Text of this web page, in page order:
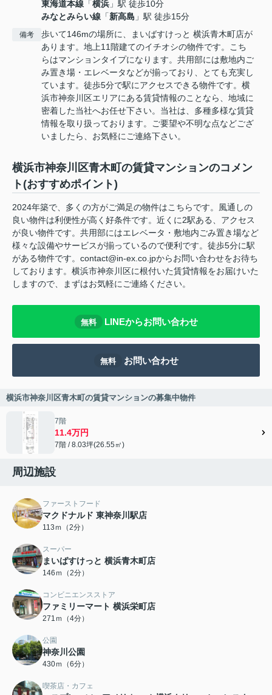
東海道本線 「横浜 」駅 徒歩10分
みなとみらい線 「新高島 」駅 徒歩15分
備考
歩いて146mの場所に、まいばすけっと 横浜青木町店が
あります。地上11階建てのイチオシの物件です。こち
らはマンションタイプになります。共用部には敷地内ご
み置き場・エレベータなどが揃っており、とても充実し
ています。徒歩5分で駅にアクセスできる物件です。横
浜市神奈川区エリアにある賃貸情報のことなら、地域に
密着した当社へお任せ下さい。当社は、多種多様な賃貸
情報を取り扱っております。ご要望や不明な点などござ
いましたら、お気軽にご連絡下さい。
横浜市神奈川区青木町の賃貸マンションのコメン
ト(おすすめポイント)
2024年築で、多くの方がご満足の物件はこちらです。風通しの
良い物件は利便性が高く好条件です。近くに2駅ある、アクセス
が良い物件です。共用部にはエレベータ・敷地内ごみ置き場など
様々な設備やサービスが揃っているので便利です。徒歩5分に駅
がある物件です。contact@in-ex.co.jpからお問い合わせをお待ち
しております。横浜市神奈川区に根付いた賃貸情報をお届けいた
しますので、まずはお気軽にご連絡ください。
無料 LINEからお問い合わせ
無料 お問い合わせ
横浜市神奈川区青木町の賃貸マンションの募集中物件
7階
11.4万円
7階 / 8.03坪(26.55㎡)
周辺施設
ファーストフード
マクドナルド 東神奈川駅店
113ｍ（2分）
スーパー
まいばすけっと 横浜青木町店
146ｍ（2分）
コンビニエンスストア
ファミリーマート 横浜栄町店
271ｍ（4分）
公園
神奈川公園
430ｍ（6分）
喫茶店・カフェ